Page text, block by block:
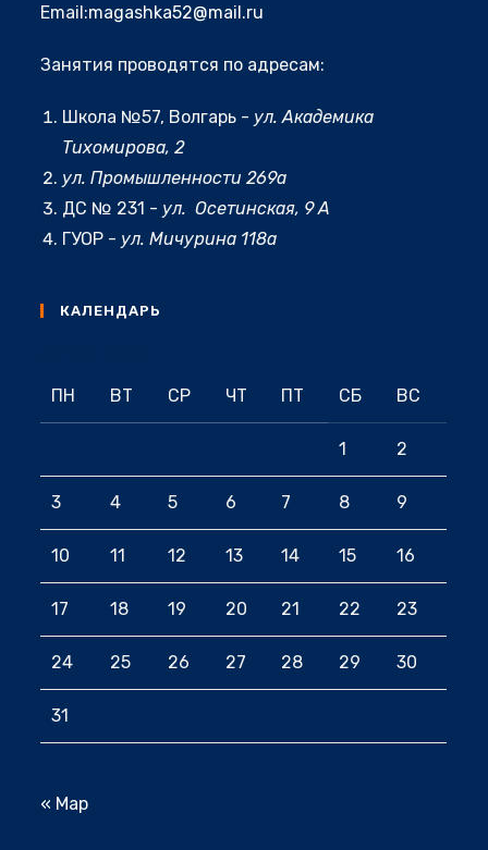
приложении
Email:magashka52@mail.ru
вашем
Занятия проводятся по адресам:
Школа №57, Волгарь - ул. Академика
Тихомирова, 2
ул. Промышленности 269а
ДС № 231 - ул. Осетинская, 9 А
ГУОР - ул. Мичурина 118а
КАЛЕНДАРЬ
ПН
ВТ СР ЧТ ПТ СБ ВС
1 2
3 4 5 6 7 8 9
10 11 12 13 14 15 16
17 18 19 20 21 22 23
24 25 26 27 28 29 30
31
« Мар